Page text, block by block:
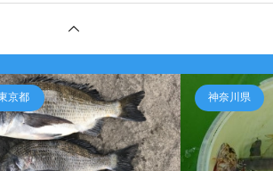
京都 神奈川県